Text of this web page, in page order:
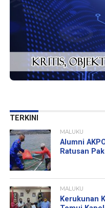
TERKINI
MALUKU
Alumni
Ratusan
MALUKU
Kerukunan